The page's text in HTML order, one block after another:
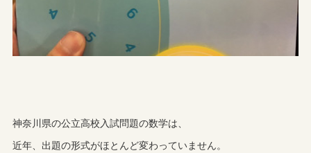
神奈川県の公立高校入試問題の数学は、
近年、出題の形式がほとんど変わっていません。